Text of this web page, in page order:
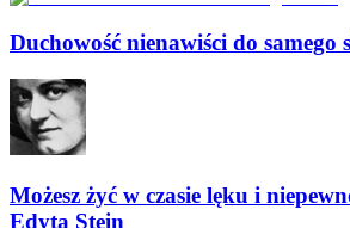
Duchowość nienawiści do samego
Możesz żyć w czasie lęku i
Edyta Stein